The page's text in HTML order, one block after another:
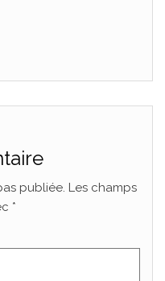
publiée. Les champs
*